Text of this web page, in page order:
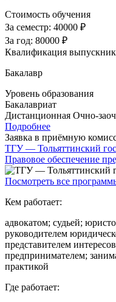
Стоимость обучения
За семестр: 40000 ₽
За год: 80000 ₽
Квалификация
Бакалавр
Уровень образования
Бакалавриат
Дистанционная Очно-
Подробнее
Заявка в приёмную
ТГУ — Тольяттинский
Правовое обеспечение
Посмотреть все
Кем работает:
адвокатом; судьей;
руководителем
представителем
предпринимателем;
практикой
Где работает: